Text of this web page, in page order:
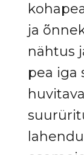
ja
nähtus
pea iga